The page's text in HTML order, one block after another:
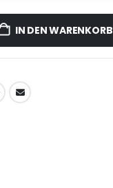
IN DEN WARENKORB